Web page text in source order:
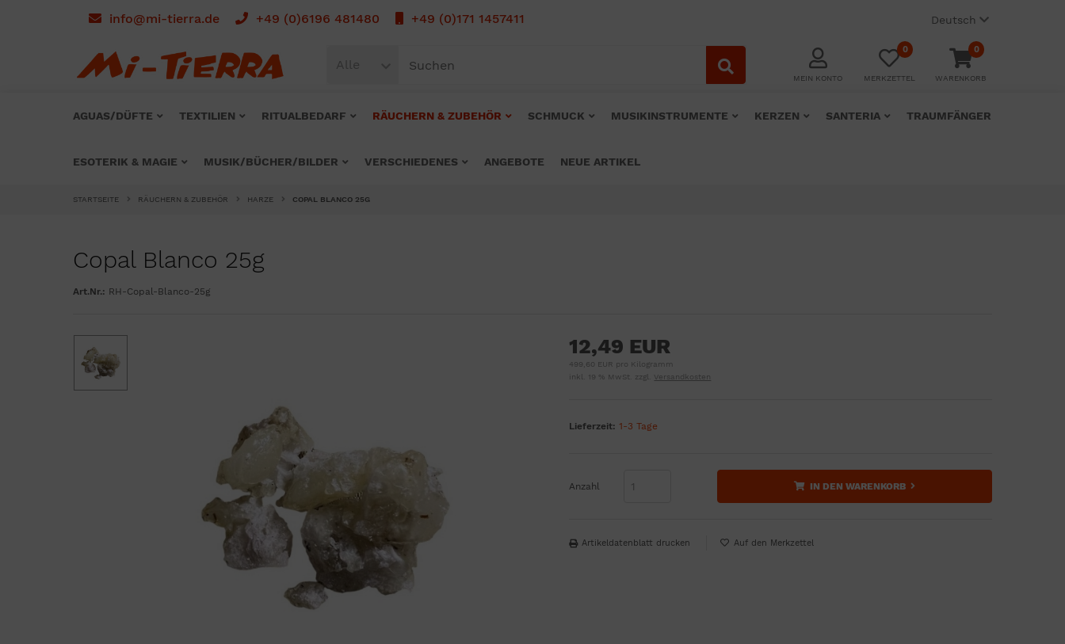
info@mi-tierra.de +49 (0)6196 481480 +49 (0)171 1457411 Deutsch
Alle
MEIN KONTO
0
MERKZETTEL
0
WARENKORB
AGUAS/DÜFTE TEXTILIEN RITUALBEDARF RÄUCHERN & ZUBEHÖR SCHMUCK MUSIKINSTRUMENTE KERZEN SANTERIA TRAUMFÄNGER
ESOTERIK & MAGIE MUSIK/BÜCHER/BILDER VERSCHIEDENES ANGEBOTE NEUE ARTIKEL
STARTSEITE RÄUCHERN & ZUBEHÖR HARZE COPAL BLANCO 25G
Copal Blanco 25g
Art.Nr.: RH-Copal-Blanco-25g
12,49 EUR
499,60 EUR pro Kilogramm
inkl. 19 % MwSt. zzgl.
Versandkosten
Lieferzeit: 1-3 Tage
Anzahl IN DEN WARENKORB
Artikeldatenblatt drucken